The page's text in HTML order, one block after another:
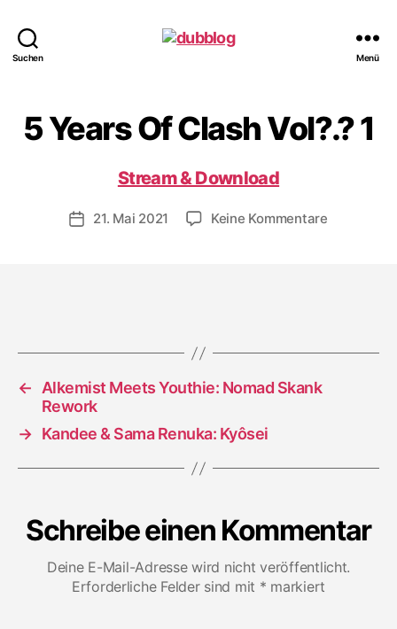
Suchen Menü
5 Years Of Clash Vol?.? 1
Stream & Download
Veröffentlichungsdatum
21. Mai 2021 Keine Kommentarezu
←
Alkemist Meets Youthie: Nomad Skank
Rework
→ Kandee & Sama Renuka: Kyôsei
Schreibe einen Kommentar
Deine E-Mail-Adresse wird nicht veröffentlicht.
Erforderliche Felder sind mit * markiert